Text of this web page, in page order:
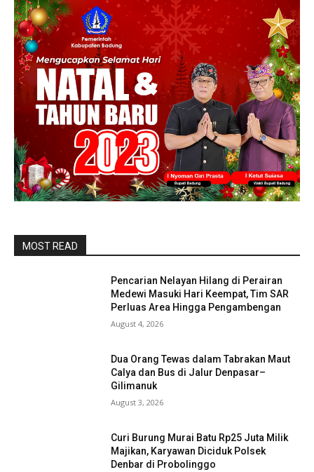
MOST READ
Pencarian Nelayan Hilang di Perairan
Medewi Masuki Hari Keempat, Tim SAR
Perluas Area Hingga Pengambengan
August 4, 2026
Dua Orang Tewas dalam Tabrakan Maut
Calya dan Bus di Jalur Denpasar–
Gilimanuk
August 3, 2026
Curi Burung Murai Batu Rp25 Juta Milik
Majikan, Karyawan Diciduk Polsek
Denbar di Probolinggo